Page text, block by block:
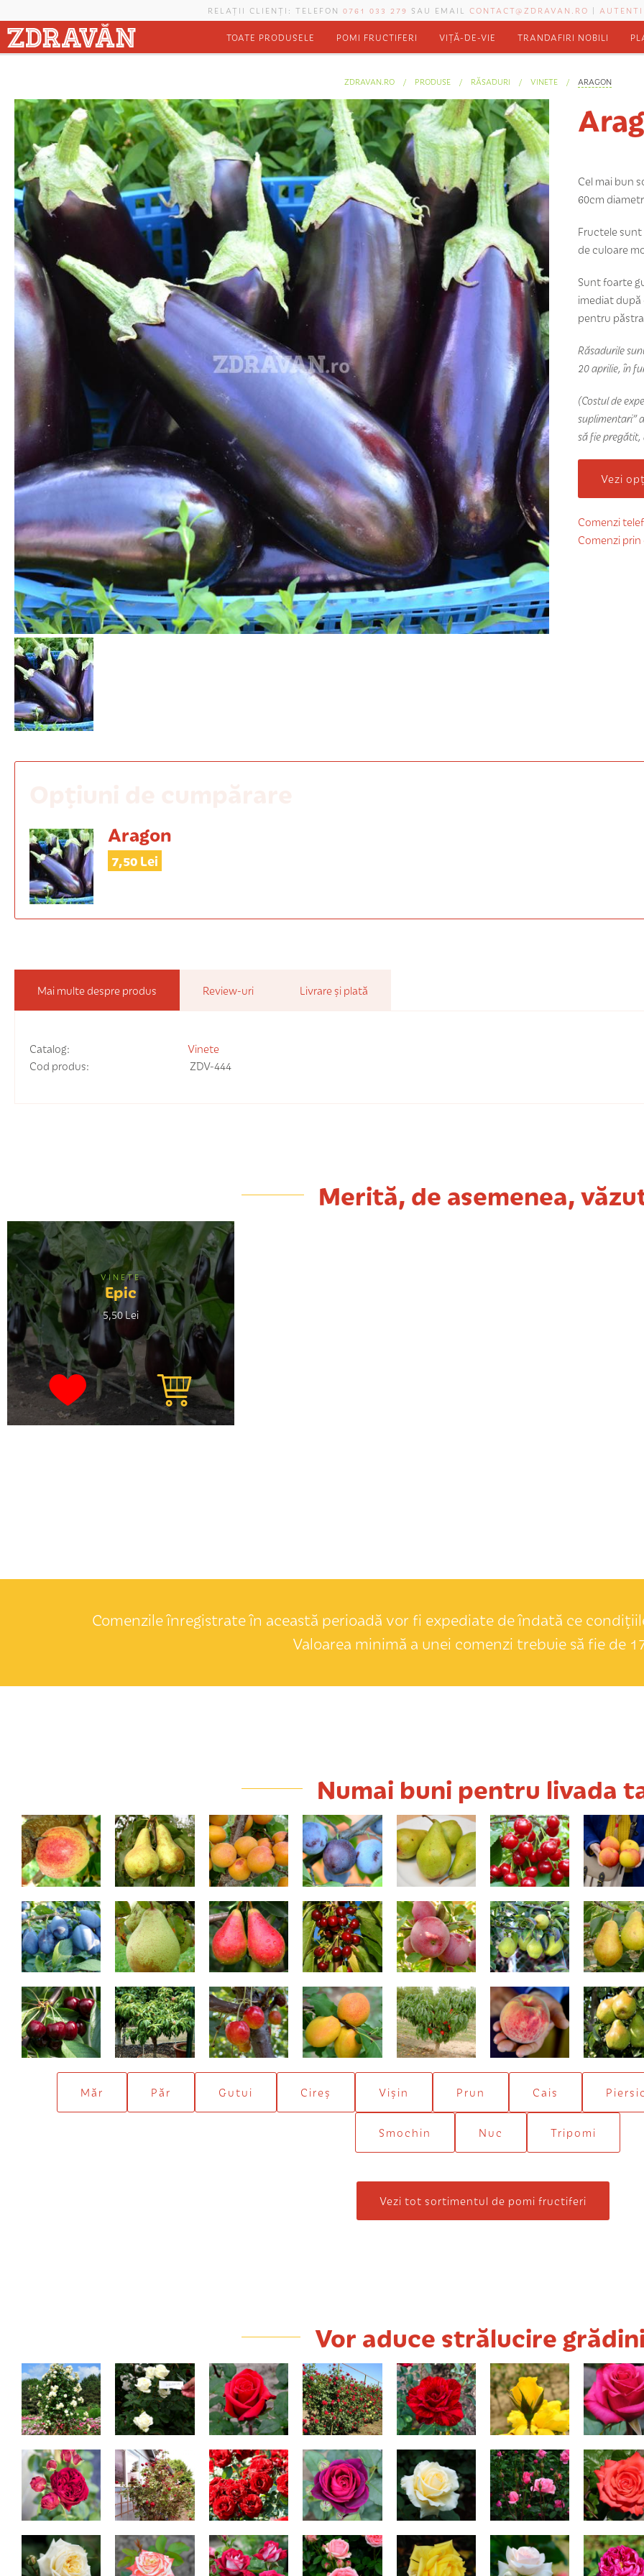
RELAȚII CLIENȚI: TELEFON 0761 033 279 SAU EMAIL CONTACT@ZDRAVAN.RO |
TOATE PRODUSELE POMI FRUCTIFERI VIȚĂ-DE-VIE TRANDAFIRI NOBILI
ZDRAVAN.RO PRODUSE RĂSADURI VINETE ARAGON
Cel mai bun
60cm
Fructele sunt
de culoare
Sunt foarte
imediat
pentru
Răsadurile
20 aprilie, în
(Costul de
suplimentari”
să fie
Vezi
Comenzi
Comenzi
Aragon
7,50 Lei
Mai multe despre produs Review-uri Livrare și plată
Catalog:
Vinete
Cod produs:
ZDV-444
Merită, de asemenea,
VINETE
Epic
5,50 Lei
Comenzile înregistrate în această perioadă vor fi expediate de îndată ce
Valoarea minimă a unei comenzi trebuie să fie de
Numai buni pentru livada
Sirena Untoasă Bosc Goldrich Anna Späth Curé Crişane Jonagold
Stanley Contesa de Paris Daciana Van Florina Doina Ducesa
Summit Piersic pitic Roz amar Sulmona Nectarin pitic Congres
Măr Păr Gutui Cireș Vișin Prun Cais
Smochin Nuc Tripomi
Vezi tot sortimentul de pomi fructiferi
Vor aduce strălucire
Stockholm
115,00 Lei
Avalanche Red Berlin Sympathie Intuition Goldfinger Ravel
Red Peony Don Juan Intrigue Astrid Elina Queen Elisabeth Testa
Ilse Krohn
Superior
Impératrice Farah Anis Kimono Landora Swan Lake Rose de
(trandafir